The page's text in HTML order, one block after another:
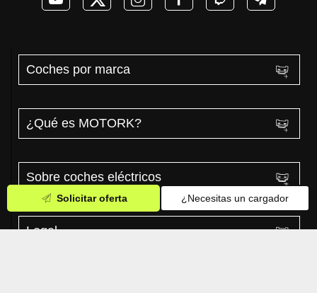
Solicitar oferta ¿Necesitas un cargador
Coches por marca
¿Qué es MOTORK?
Sobre coches eléctricos
Legal